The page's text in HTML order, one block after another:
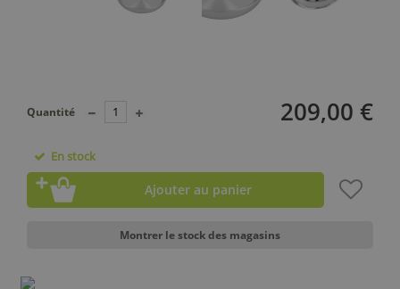
209,00 €
Quantité
En stock
Ajouter au panier
Montrer le stock des magasins